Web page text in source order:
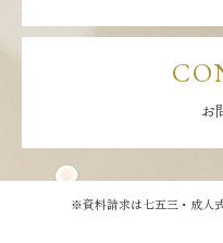
お
※資料請求は七五三・成人